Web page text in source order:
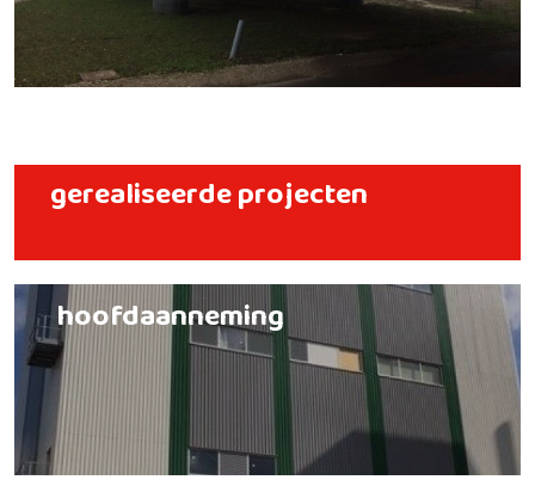
gerealiseerde projecten
hoofdaanneming